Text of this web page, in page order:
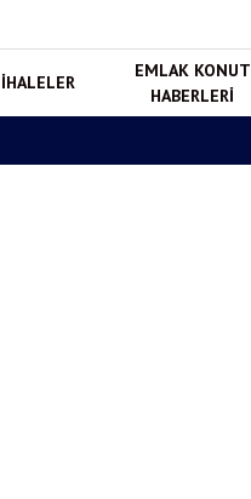
İHALELER
EMLAK KONUT
HABERLERI